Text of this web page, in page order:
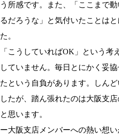
う所感です。また、「ここまで
るだろうな」と気付いたことは
た。
「こうしていればOK」という考
していません。毎日とにかく妥
たという自負があります。しん
したが、踏ん張れたのは大阪支
と思います。
ー大阪支店メンバーへの熱い想い